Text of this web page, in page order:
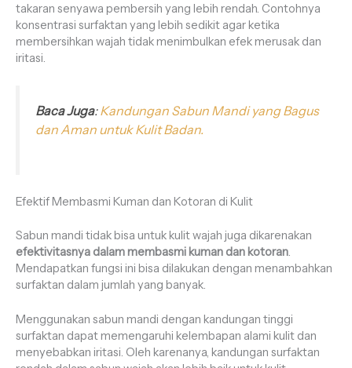
takaran senyawa pembersih yang lebih rendah. Contohnya
konsentrasi surfaktan yang lebih sedikit agar ketika
membersihkan wajah tidak menimbulkan efek merusak dan
iritasi.
Baca Juga:Kandungan Sabun Mandi yang Bagus
dan Aman untuk Kulit Badan.
Efektif Membasmi Kuman dan Kotoran di Kulit
Sabun mandi tidak bisa untuk kulit wajah juga dikarenakan
efektivitasnya dalam membasmi kuman dan kotoran.
Mendapatkan fungsi ini bisa dilakukan dengan menambahkan
surfaktan dalam jumlah yang banyak.
Menggunakan sabun mandi dengan kandungan tinggi
surfaktan dapat memengaruhi kelembapan alami kulit dan
menyebabkan iritasi. Oleh karenanya, kandungan surfaktan